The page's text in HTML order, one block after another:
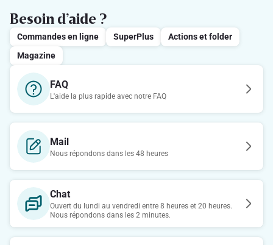
Besoin d’aide ?
Commandes en ligne SuperPlus
Actions et folder
Magazine
FAQ
L'aide la plus rapide avec notre FAQ
Mail
Nous répondons dans les 48 heures
Chat
Ouvert du lundi au vendredi entre 8 heures et 20 heures.
Nous répondons dans les 2 minutes.